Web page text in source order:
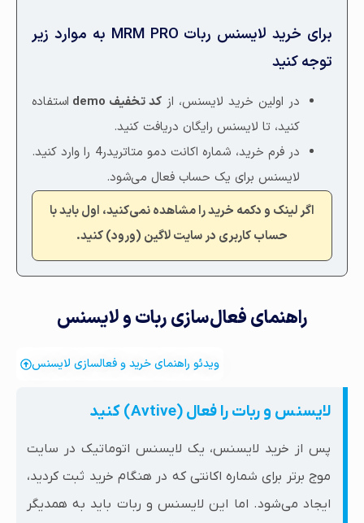
برای خرید لایسنس ربات MRM PRO به موارد زیر
توجه کنید
در اولین خرید لایسنس، از کد تخفیف demo
استفاده
کنید، تا لایسنس رایگان دریافت کنید.
در فرم خرید، شماره اکانت دمو متاتریدر4 را وارد کنید.
لایسنس برای یک حساب فعال می‌شود.
اگر لینک و دکمه خرید را مشاهده نمی‌کنید، اول باید با
حساب کاربری در سایت لاگین (ورود) کنید.
راهنمای فعال‌سازی ربات و لایسنس
ویدئو راهنمای خرید و فعالسازی لایسنس
لایسنس و ربات را فعال (Avtive) کنید
پس از خرید لایسنس، یک لایسنس اتوماتیک در سایت
موج برتر برای شماره اکانتی که در هنگام خرید ثبت کردید،
ایجاد می‌شود. اما این لایسنس و ربات باید به همدیگر